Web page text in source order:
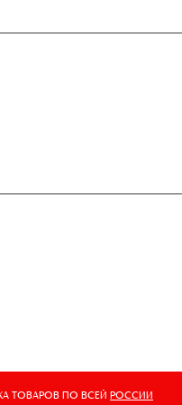
ТОВАРОВ ПО ВСЕЙ РОССИИ